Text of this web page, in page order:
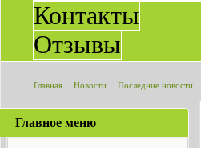
Контакты
Отзывы
Главная Новости Последние новости
Главное меню